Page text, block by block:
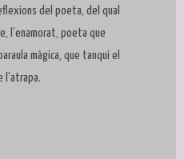
del poeta, del qual
l’enamorat, poeta que
màgica, que tanqui el
l’atrapa.